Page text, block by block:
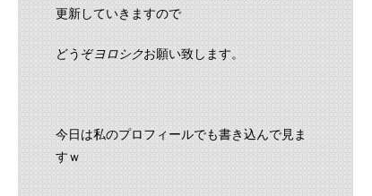
更新していきますので
どうぞヨロシクお願い致します。
今日は私のプロフィールでも書き込んで見ま
すｗ